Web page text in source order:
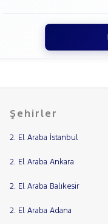
Şehirler
2. El Araba İstanbul
2. El Araba Ankara
2. El Araba Balıkesir
2. El Araba Adana